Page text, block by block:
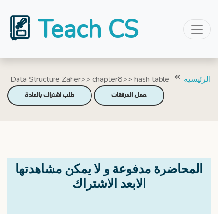
Teach CS
الرئيسية Data Structure Zaher>> chapter8>> hash table
طلب اشتراك بالمادة حمل المرفقات
المحاضرة مدفوعة و لا يمكن مشاهدتها
الابعد الاشتراك